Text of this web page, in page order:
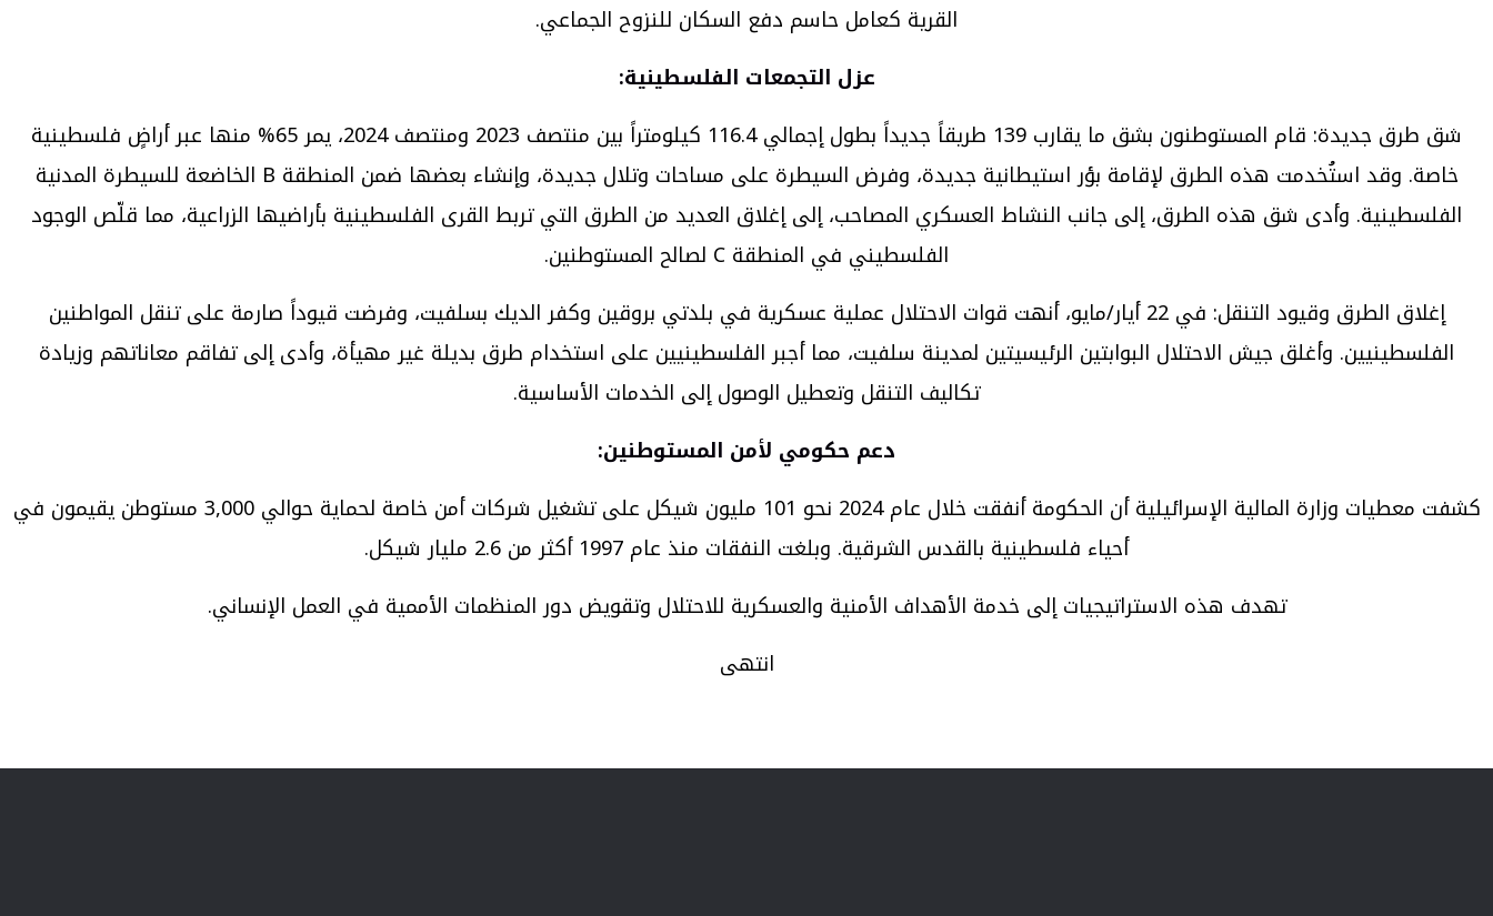
القرية كعامل حاسم دفع السكان للنزوح الجماعي.
عزل التجمعات الفلسطينية:
شق طرق جديدة: قام المستوطنون بشق ما يقارب 139 طريقاً جديداً بطول إجمالي 116.4 كيلومتراً بين منتصف 2023 ومنتصف 2024، يمر 65% منها عبر أراضٍ فلسطينية
خاصة. وقد استُخدمت هذه الطرق لإقامة بؤر استيطانية جديدة، وفرض السيطرة على مساحات وتلال جديدة، وإنشاء بعضها ضمن المنطقة B الخاضعة للسيطرة المدنية
الفلسطينية. وأدى شق هذه الطرق، إلى جانب النشاط العسكري المصاحب، إلى إغلاق العديد من الطرق التي تربط القرى الفلسطينية بأراضيها الزراعية، مما قلّص الوجود
الفلسطيني في المنطقة C لصالح المستوطنين.
إغلاق الطرق وقيود التنقل: في 22 أيار/مايو، أنهت قوات الاحتلال عملية عسكرية في بلدتي بروقين وكفر الديك بسلفيت، وفرضت قيوداً صارمة على تنقل المواطنين
الفلسطينيين. وأغلق جيش الاحتلال البوابتين الرئيسيتين لمدينة سلفيت، مما أجبر الفلسطينيين على استخدام طرق بديلة غير مهيأة، وأدى إلى تفاقم معاناتهم وزيادة
تكاليف التنقل وتعطيل الوصول إلى الخدمات الأساسية.
دعم حكومي لأمن المستوطنين:
كشفت معطيات وزارة المالية الإسرائيلية أن الحكومة أنفقت خلال عام 2024 نحو 101 مليون شيكل على تشغيل شركات أمن خاصة لحماية حوالي 3,000 مستوطن يقيمون في
أحياء فلسطينية بالقدس الشرقية. وبلغت النفقات منذ عام 1997 أكثر من 2.6 مليار شيكل.
تهدف هذه الاستراتيجيات إلى خدمة الأهداف الأمنية والعسكرية للاحتلال وتقويض دور المنظمات الأممية في العمل الإنساني.
انتهى